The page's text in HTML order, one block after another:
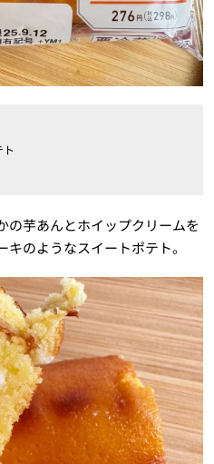
の芋あんとホイップクリームを
のようなスイートポテト。